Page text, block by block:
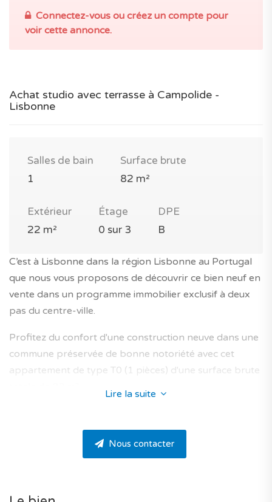
Connectez-vous ou créez un compte pour
voir cette annonce.
Achat studio avec terrasse à Campolide -
Lisbonne
Salles de bain
1
Surface brute
82 m²
Extérieur
22 m²
Étage
0 sur 3
DPE
B
C’est à Lisbonne dans la région Lisbonne au Portugal
que nous vous proposons de découvrir ce bien neuf en
vente dans un programme immobilier exclusif à deux
pas du centre-ville.
Profitez du confort d'une construction neuve dans une
commune préservée de bonne notoriété avec cet
appartement de type T0 (1 pièces) d'une surface brute
moderne de 3 étages avec ascenseur dans une
résidence privée dans le secteur de Campolide.
Lire la suite
Nous contacter